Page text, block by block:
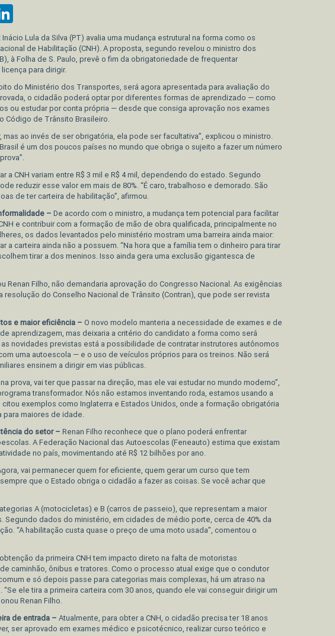
Lula da Silva (PT) avalia uma mudança estrutural na forma como os
de Habilitação (CNH). A proposta, segundo revelou o ministro dos
à Folha de S. Paulo, prevê o fim da obrigatoriedade de frequentar
para dirigir.
do Ministério dos Transportes, será agora apresentada para avaliação do
o cidadão poderá optar por diferentes formas de aprendizado — como
ou estudar por conta própria — desde que consiga aprovação nos exames
Código de Trânsito Brasileiro.
mas ao invés de ser obrigatória, ela pode ser facultativa”, explicou o ministro.
é um dos poucos países no mundo que obriga o sujeito a fazer um número
a CNH variam entre R$ 3 mil e R$ 4 mil, dependendo do estado. Segundo
reduzir esse valor em mais de 80%. “É caro, trabalhoso e demorado. São
de ter carteira de habilitação”, afirmou.
– De acordo com o ministro, a mudança tem potencial para facilitar
e contribuir com a formação de mão de obra qualificada, principalmente no
os dados levantados pelo ministério mostram uma barreira ainda maior:
a carteira ainda não a possuem. “Na hora que a família tem o dinheiro para tirar
tirar a dos meninos. Isso ainda gera uma exclusão gigantesca de
Renan Filho, não demandaria aprovação do Congresso Nacional. As exigências
resolução do Conselho Nacional de Trânsito (Contran), que pode ser revista
e maior eficiência – O novo modelo manteria a necessidade de exames e de
aprendizagem, mas deixaria a critério do candidato a forma como será
novidades previstas está a possibilidade de contratar instrutores autônomos
uma autoescola — e o uso de veículos próprios para os treinos. Não será
ensinem a dirigir em vias públicas.
prova, vai ter que passar na direção, mas ele vai estudar no mundo moderno”,
transformador. Nós não estamos inventando roda, estamos usando a
citou exemplos como Inglaterra e Estados Unidos, onde a formação obrigatória
para maiores de idade.
do setor – Renan Filho reconhece que o plano poderá enfrentar
A Federação Nacional das Autoescolas (Feneauto) estima que existam
no país, movimentando até R$ 12 bilhões por ano.
vai permanecer quem for eficiente, quem gerar um curso que tem
que o Estado obriga o cidadão a fazer as coisas. Se você achar que
A (motocicletas) e B (carros de passeio), que representam a maior
Segundo dados do ministério, em cidades de médio porte, cerca de 40% da
“A habilitação custa quase o preço de uma moto usada”, comentou o
da primeira CNH tem impacto direto na falta de motoristas
caminhão, ônibus e tratores. Como o processo atual exige que o condutor
e só depois passe para categorias mais complexas, há um atraso na
ele tira a primeira carteira com 30 anos, quando ele vai conseguir dirigir um
Renan Filho.
de entrada – Atualmente, para obter a CNH, o cidadão precisa ter 18 anos
ser aprovado em exames médico e psicotécnico, realizar curso teórico e